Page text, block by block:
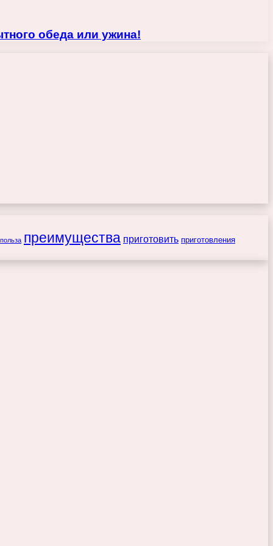
обеда или ужина!
польза преимущества приготовить приготовления